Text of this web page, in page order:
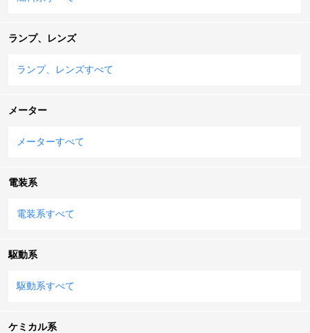
ランプ、レンズ
ランプ、レンズすべて
メーター
メーターすべて
電装系
電装系すべて
駆動系
駆動系すべて
ケミカル系